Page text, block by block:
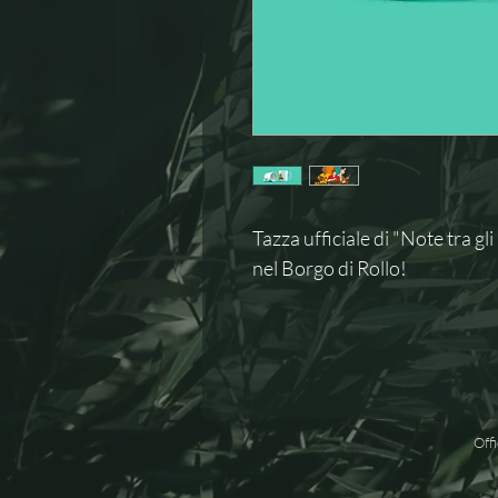
Tazza ufficiale di "Note tra
nel Borgo di Rollo!